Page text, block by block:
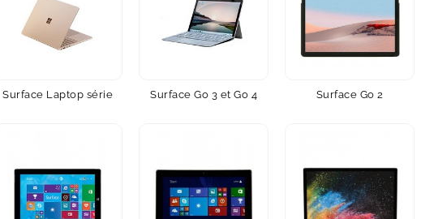
Surface Laptop série Surface Go 3 et Go 4 Surface Go 2